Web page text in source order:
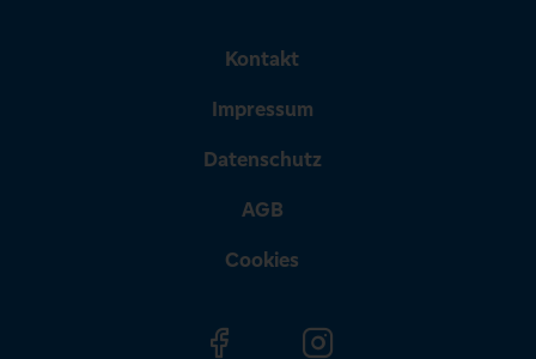
Kontakt
Impressum
Datenschutz
AGB
Cookies